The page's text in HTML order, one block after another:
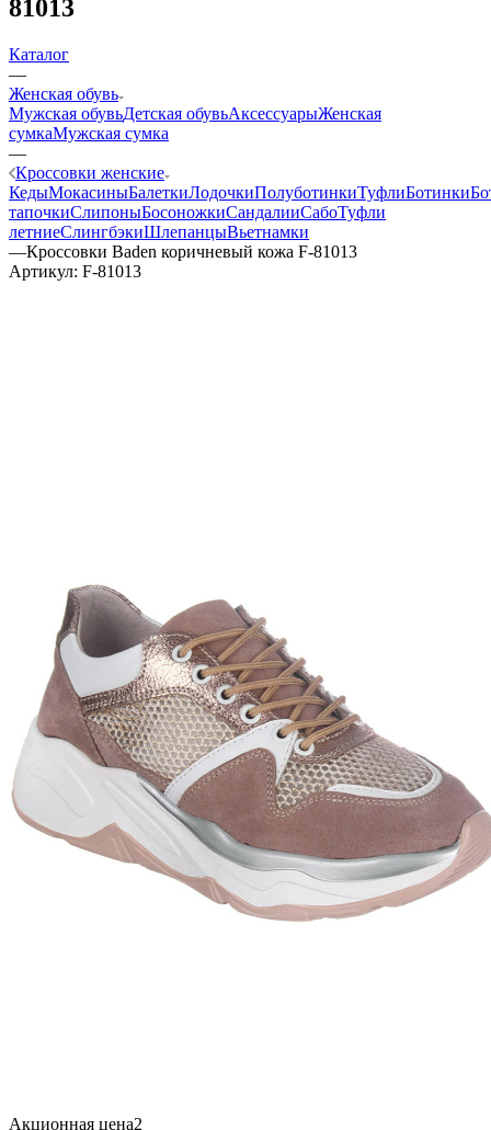
81013
Каталог
—
Женская обувь
Мужская обувьДетская обувьАксессуарыЖенская
сумкаМужская сумка
—
Кроссовки женские
КедыМокасиныБалеткиЛодочкиПолуботинкиТуфлиБотинки
тапочкиСлипоныБосоножкиСандалииСабоТуфли
летниеСлингбэкиШлепанцыВьетнамки
—Кроссовки Baden коричневый кожа F-81013
Артикул: F-81013
Акционная цена2